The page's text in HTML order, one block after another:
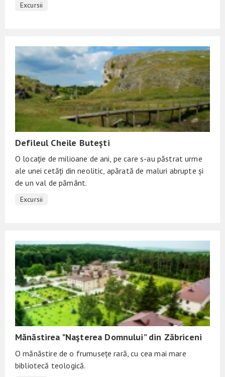
Excursii
Defileul Cheile Butești
O locație de milioane de ani, pe care s-au păstrat urme
ale unei cetăți din neolitic, apărată de maluri abrupte și
de un val de pământ.
Excursii
Mănăstirea "Naşterea Domnului” din Zăbriceni
O mănăstire de o frumusețe rară, cu cea mai mare
bibliotecă teologică.